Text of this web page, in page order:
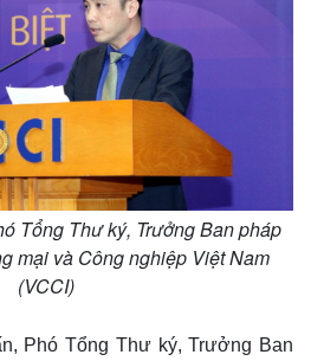
Tổng Thư ký, Trưởng Ban pháp
mại và Công nghiệp Việt Nam
(VCCI)
Phó Tổng Thư ký, Trưởng Ban